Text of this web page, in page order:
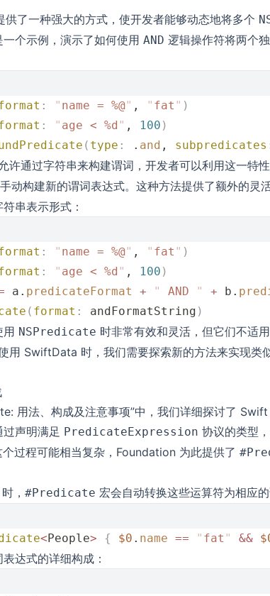
供了一种强大的方式，使开发者能够动态地将多个
个示例，演示了如何使用 AND 逻辑操作符将两个
: " name = %@" , " fat " )
: " age < %d" , 100 )
( type : . and , subpredicates
允许通过字符串来构建谓词，开发者可以利用这一特
动构建新的谓词表达式。这种方法提供了额外的灵
串表示形式：
: " name = %@" , " fat " )
: " age < %d" , 100 )
a. predicateFormat + " AND " + b.
( format : andFormatString )
用 NSPredicate 时非常有效和灵活，但它们不适
用 SwiftData 时，我们需要探索新的方法来实现类
用法、构成及注意事项”中，我们详细探讨了
声明满足 PredicateExpression 协议的类型
过程可能相当复杂，Foundation 为此提供了
， #Predicate 宏会自动转换这些运算符为相应的
<People> { $0 . name == " fat " &&
达式的详细构成：